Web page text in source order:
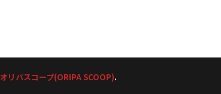
オリパスコープ(ORIPA SCOOP).